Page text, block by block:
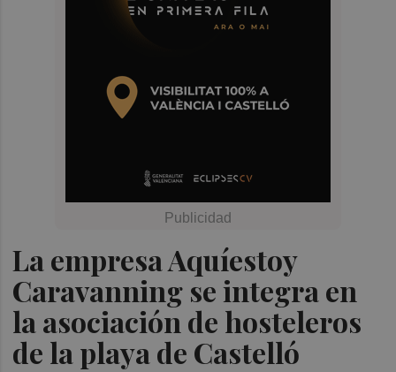
La empresa Aquíestoy
Caravanning se integra en
la asociación de hosteleros
de la playa de Castelló